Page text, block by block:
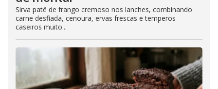
Sirva patê de frango cremoso nos lanches, combinando
carne desfiada, cenoura, ervas frescas e temperos
caseiros muito...